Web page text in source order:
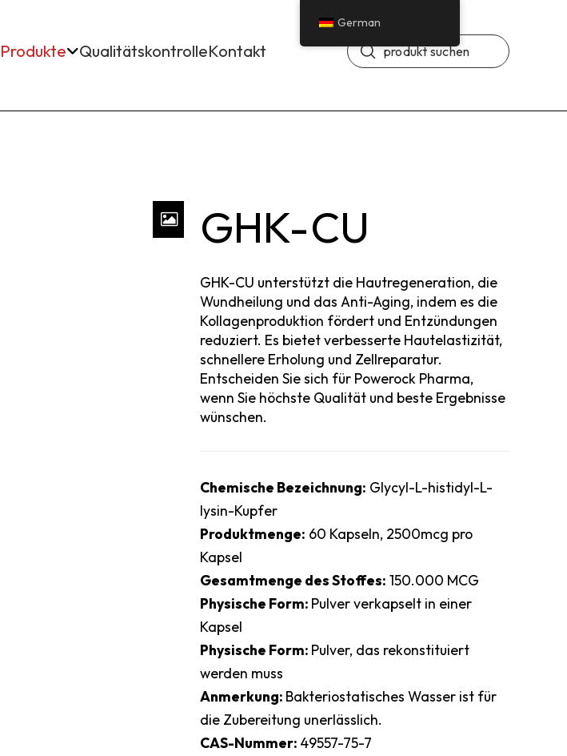
Produkte QualitätskontrolleKontakt Suche
Einreichen
GHK-CU
GHK-CU unterstützt die Hautregeneration, die
Wundheilung und das Anti-Aging, indem es die
Kollagenproduktion fördert und Entzündungen
reduziert. Es bietet verbesserte Hautelastizität,
schnellere Erholung und Zellreparatur.
Entscheiden Sie sich für Powerock Pharma,
wenn Sie höchste Qualität und beste Ergebnisse
wünschen.
Chemische Bezeichnung: Glycyl-L-histidyl-L-
lysin-Kupfer
Produktmenge: 60 Kapseln, 2500mcg pro
Kapsel
Gesamtmenge des Stoffes: 150.000 MCG
Physische Form: Pulver verkapselt in einer
Kapsel
Physische Form: Pulver, das rekonstituiert
werden muss
Anmerkung: Bakteriostatisches Wasser ist für
die Zubereitung unerlässlich.
CAS-Nummer: 49557-75-7
German